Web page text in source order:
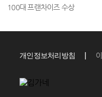
100대 프랜차이즈 수상
개인정보처리방침